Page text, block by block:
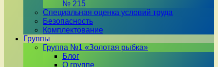
№ 215
Специальная оценка условий труда
Безопасность
Комплектование
Группы
Группа №1 «Золотая рыбка»
Блог
О группе